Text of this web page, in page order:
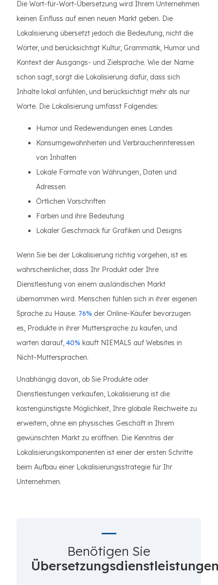
Die Wort-für-Wort-Übersetzung wird Ihrem Unternehmen
keinen Einfluss auf einen neuen Markt geben. Die
Lokalisierung übersetzt jedoch die Bedeutung, nicht die
Wörter, und berücksichtigt Kultur, Grammatik, Humor und
Kontext der Ausgangs- und Zielsprache. Wie der Name
schon sagt, sorgt die Lokalisierung dafür, dass sich
Inhalte lokal anfühlen, und berücksichtigt mehr als nur
Worte. Die Lokalisierung umfasst Folgendes:
Humor und Redewendungen eines Landes
Konsumgewohnheiten und Verbraucherinteressen
von Inhalten
Lokale Formate von Währungen, Daten und
Adressen
Örtlichen Vorschriften
Farben und ihre Bedeutung
Lokaler Geschmack für Grafiken und Designs
Wenn Sie bei der Lokalisierung richtig vorgehen, ist es
wahrscheinlicher, dass Ihr Produkt oder Ihre
Dienstleistung von einem ausländischen Markt
übernommen wird. Menschen fühlen sich in ihrer eigenen
Sprache zu Hause. 76% der Online-Käufer bevorzugen
es, Produkte in ihrer Muttersprache zu kaufen, und
warten darauf, 40% kauft NIEMALS auf Websites in
Nicht-Muttersprachen.
Unabhängig davon, ob Sie Produkte oder
Dienstleistungen verkaufen, Lokalisierung ist die
kostengünstigste Möglichkeit, Ihre globale Reichweite zu
erweitern, ohne ein physisches Geschäft in Ihrem
gewünschten Markt zu eröffnen. Die Kenntnis der
Lokalisierungskomponenten ist einer der ersten Schritte
beim Aufbau einer Lokalisierungsstrategie für Ihr
Unternehmen.
Benötigen Sie